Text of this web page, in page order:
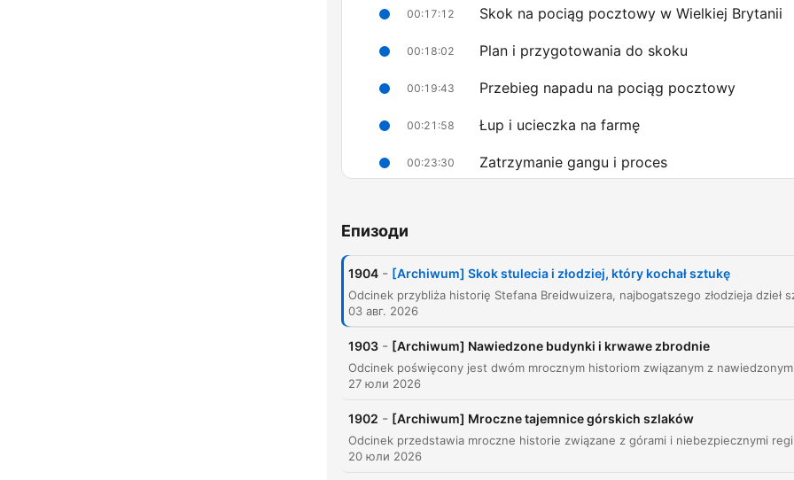
00:17:12 Skok na pociąg pocztowy w Wielkiej Brytanii
00:18:02 Plan i przygotowania do skoku
00:19:43 Przebieg napadu na pociąg pocztowy
00:21:58 Łup i ucieczka na farmę
00:23:30 Zatrzymanie gangu i proces
Кликнете върху глава, за да преминете директно към този момент
Przeliczając na złotówki, jeden człowiek ukradł sześć
00:01:47 · Autor przedstawia skalę kradzieży dokonanych
Stefana Breidwuizera.
Zaskakująco łagodny wyrok dla kogoś kto ukradł
dzieła. wyceniane na rekordowe 6 miliardów złotych.
Епизоди
1904 - [Archiwum] Skok stulecia i złodziej, który kochał sztukę
03 авг. 2026
1903 - [Archiwum] Nawiedzone budynki i krwawe zbrodnie
27 юли 2026
1902 - [Archiwum] Mroczne tajemnice górskich szlaków
20 юли 2026